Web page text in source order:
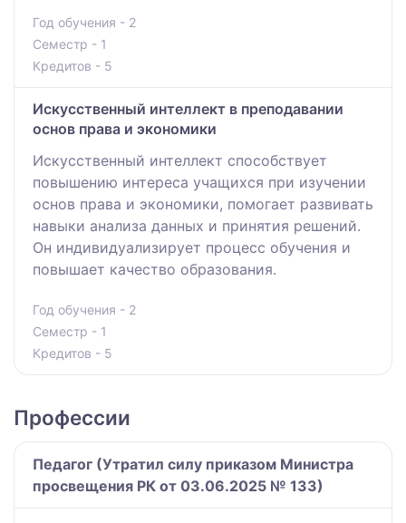
Год обучения - 2
Семестр - 1
Кредитов - 5
Искусственный интеллект в преподавании
основ права и экономики
Искусственный интеллект способствует
повышению интереса учащихся при изучении
основ права и экономики, помогает развивать
навыки анализа данных и принятия решений.
Он индивидуализирует процесс обучения и
повышает качество образования.
Год обучения - 2
Семестр - 1
Кредитов - 5
Профессии
Педагог (Утратил силу приказом Министра
просвещения РК от 03.06.2025 № 133)